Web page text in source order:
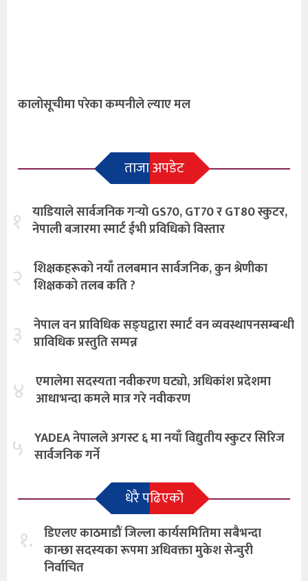
कालोसूचीमा परेका कम्पनीले ल्याए मल
ताजा अपडेट
१ याडियाले सार्वजनिक गर्‍यो GS70, GT70 र GT80 स्कुटर,
नेपाली बजारमा स्मार्ट ईभी प्रविधिको विस्तार
२ शिक्षकहरूको नयाँ तलबमान सार्वजनिक, कुन श्रेणीका
शिक्षकको तलब कति ?
३ नेपाल वन प्राविधिक सङ्घद्वारा स्मार्ट वन व्यवस्थापनसम्बन्धी
प्राविधिक प्रस्तुति सम्पन्न
४ एमालेमा सदस्यता नवीकरण घट्यो, अधिकांश प्रदेशमा
आधाभन्दा कमले मात्र गरे नवीकरण
५ YADEA नेपालले अगस्ट ६ मा नयाँ विद्युतीय स्कुटर सिरिज
सार्वजनिक गर्ने
धेरै पढिएको
१. डिएलए काठमाडौं जिल्ला कार्यसमितिमा सबैभन्दा
कान्छा सदस्यका रूपमा अधिवक्ता मुकेश सेन्चुरी
निर्वाचित